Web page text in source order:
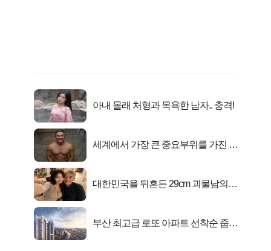
아내 몰래 처형과 목욕한 남자.. 충격!
세계에서 가장 큰 중요부위를 가진 남
대한민국을 뒤흔든 29cm 괴물남의
부산 최고급 로또 아파트 선착순 줍줍